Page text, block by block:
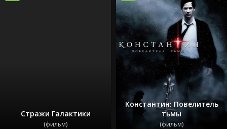
Стражи Галактики
(фильм)
Константин: Повелитель
тьмы
(фильм)